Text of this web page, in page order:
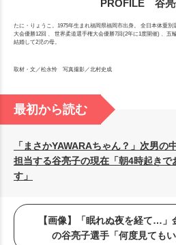
PROFILE 谷亮
たに・りょうこ。1975年生まれ福岡県福岡市出身。 全日本体重
大会優勝12回 、 世界柔道選手権大会優勝7回(2年に1度開催) 、五
結婚して2児の母。
取材・文／松永怜 写真撮影／北村史成
最初から読む
「まさかYAWARAちゃん？」次男の
担当する谷亮子の現在「朝4時起きで
す」
【画像】「眠れぬ夜を経て…
の谷亮子選手「何度見ても